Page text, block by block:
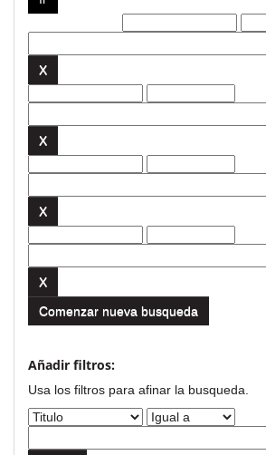
Comenzar nueva busqueda
Añadir filtros:
Usa los filtros para afinar la busqueda.